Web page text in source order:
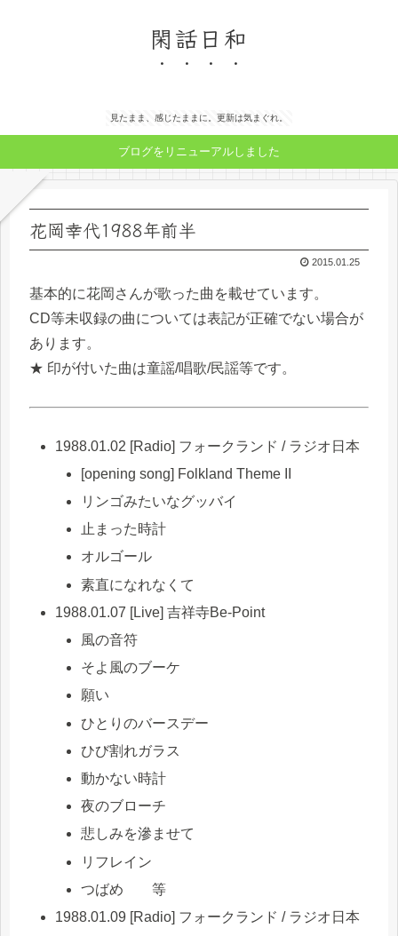
閑話日和
見たまま、感じたままに。更新は気まぐれ。
ブログをリニューアルしました
花岡幸代1988年前半
2015.01.25
基本的に花岡さんが歌った曲を載せています。
CD等未収録の曲については表記が正確でない場合が
あります。
★ 印が付いた曲は童謡/唱歌/民謡等です。
1988.01.02 [Radio] フォークランド / ラジオ日本
[opening song] Folkland Theme II
リンゴみたいなグッバイ
止まった時計
オルゴール
素直になれなくて
1988.01.07 [Live] 吉祥寺Be-Point
風の音符
そよ風のブーケ
願い
ひとりのバースデー
ひび割れガラス
動かない時計
夜のブローチ
悲しみを滲ませて
リフレイン
つばめ 等
1988.01.09 [Radio] フォークランド / ラジオ日本